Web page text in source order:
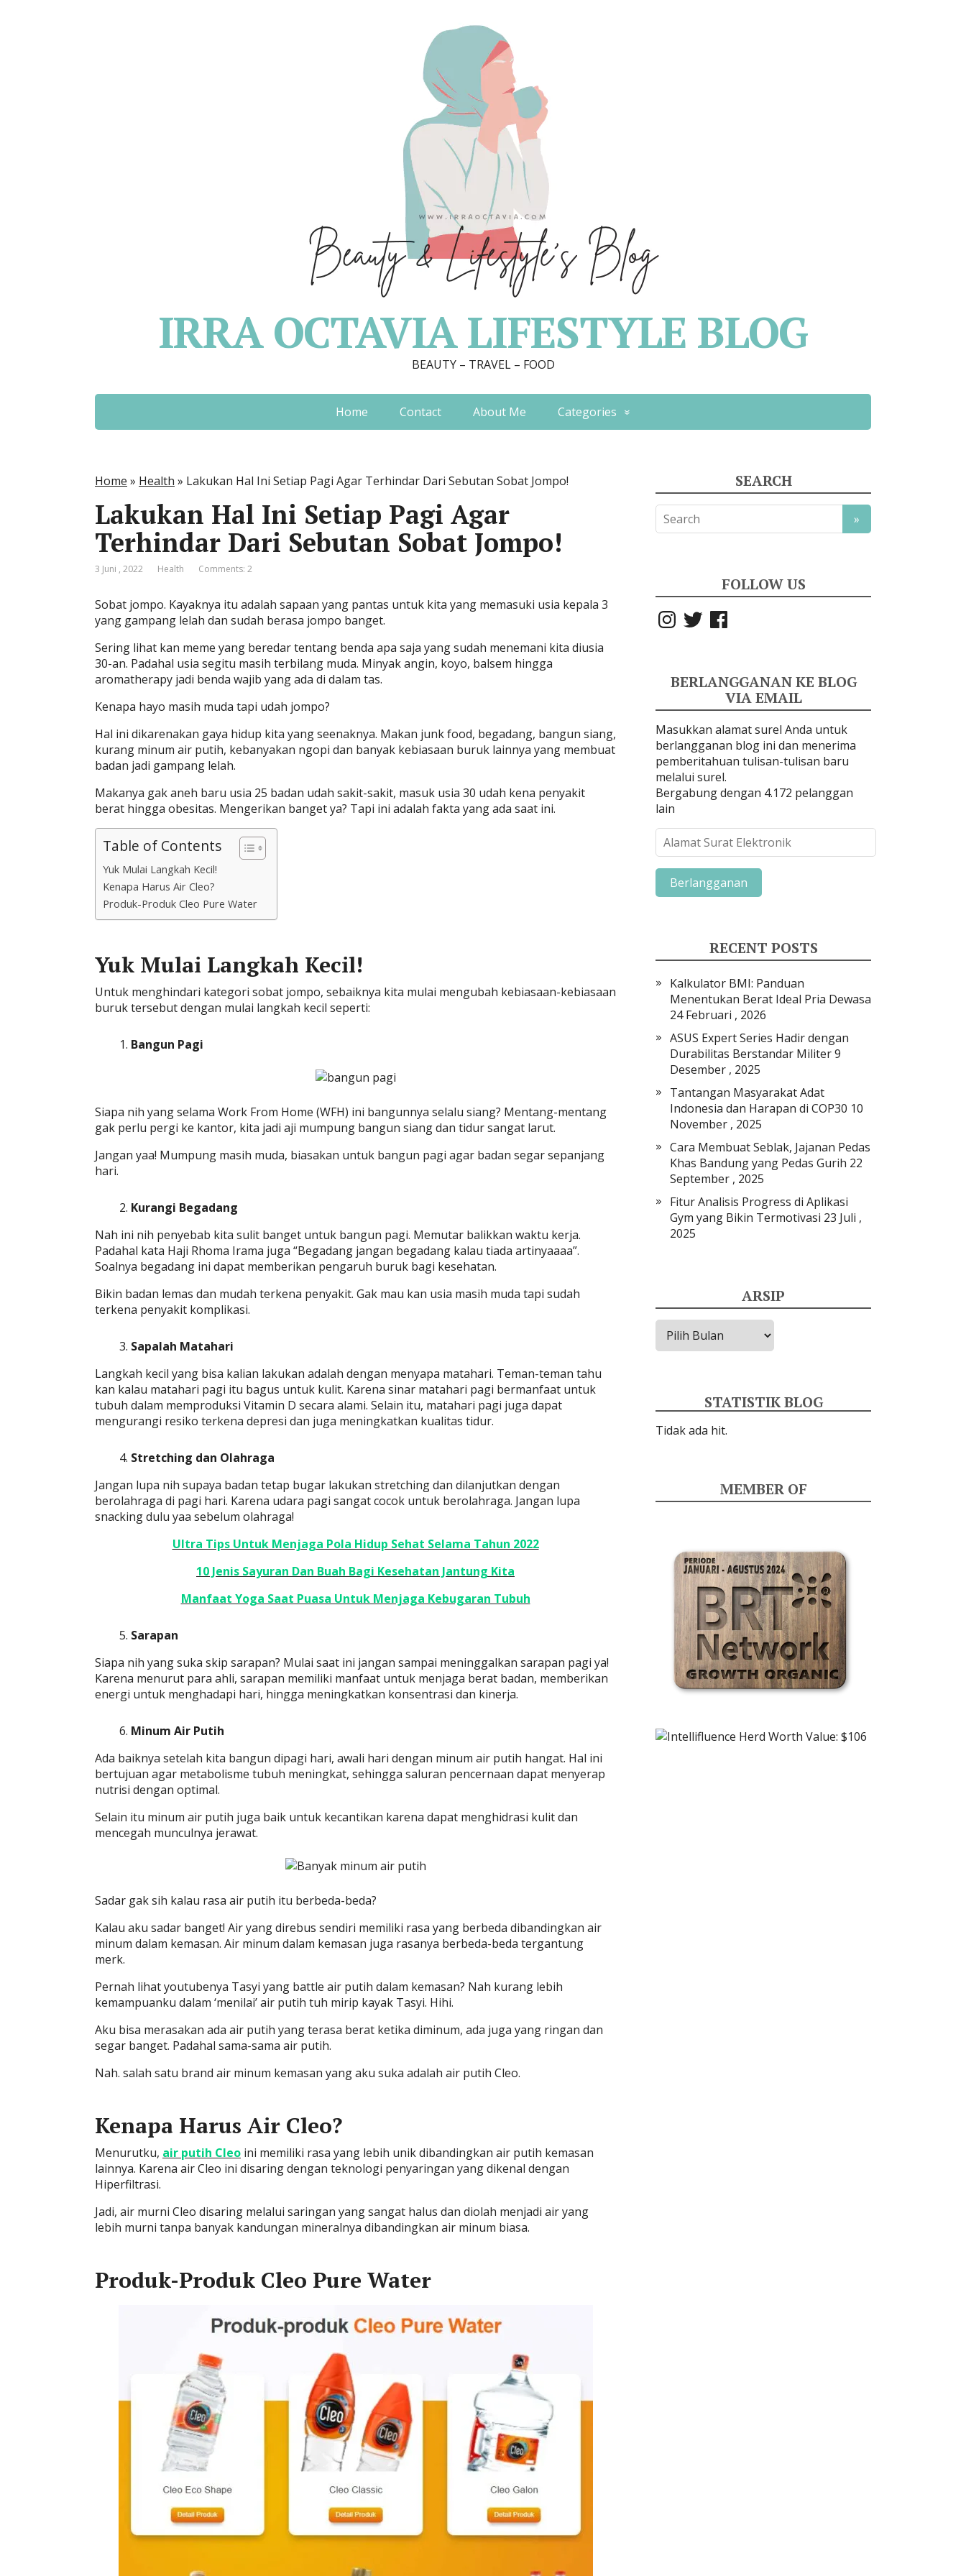
IRRA OCTAVIA LIFESTYLE BLOG
BEAUTY – TRAVEL – FOOD
Home Contact About Me Categories
Home » Health » Lakukan Hal Ini Setiap Pagi Agar Terhindar Dari Sebutan Sobat Jompo!
Lakukan Hal Ini Setiap Pagi Agar
Terhindar Dari Sebutan Sobat Jompo!
3 Juni , 2022 Health Comments: 2
Sobat jompo. Kayaknya itu adalah sapaan yang pantas untuk kita yang memasuki usia kepala 3
yang gampang lelah dan sudah berasa jompo banget.
Sering lihat kan meme yang beredar tentang benda apa saja yang sudah menemani kita diusia
30-an. Padahal usia segitu masih terbilang muda. Minyak angin, koyo, balsem hingga
aromatherapy jadi benda wajib yang ada di dalam tas.
Kenapa hayo masih muda tapi udah jompo?
Hal ini dikarenakan gaya hidup kita yang seenaknya. Makan junk food, begadang, bangun siang,
kurang minum air putih, kebanyakan ngopi dan banyak kebiasaan buruk lainnya yang membuat
badan jadi gampang lelah.
Makanya gak aneh baru usia 25 badan udah sakit-sakit, masuk usia 30 udah kena penyakit
berat hingga obesitas. Mengerikan banget ya? Tapi ini adalah fakta yang ada saat ini.
Table of Contents
Yuk Mulai Langkah Kecil!
Kenapa Harus Air Cleo?
Produk-Produk Cleo Pure Water
Yuk Mulai Langkah Kecil!
Untuk menghindari kategori sobat jompo, sebaiknya kita mulai mengubah kebiasaan-kebiasaan
buruk tersebut dengan mulai langkah kecil seperti:
Bangun Pagi
Siapa nih yang selama Work From Home (WFH) ini bangunnya selalu siang? Mentang-mentang
gak perlu pergi ke kantor, kita jadi aji mumpung bangun siang dan tidur sangat larut.
Jangan yaa! Mumpung masih muda, biasakan untuk bangun pagi agar badan segar sepanjang
hari.
Kurangi Begadang
Nah ini nih penyebab kita sulit banget untuk bangun pagi. Memutar balikkan waktu kerja.
Padahal kata Haji Rhoma Irama juga “Begadang jangan begadang kalau tiada artinyaaaa”.
Soalnya begadang ini dapat memberikan pengaruh buruk bagi kesehatan.
Bikin badan lemas dan mudah terkena penyakit. Gak mau kan usia masih muda tapi sudah
terkena penyakit komplikasi.
Sapalah Matahari
Langkah kecil yang bisa kalian lakukan adalah dengan menyapa matahari. Teman-teman tahu
kan kalau matahari pagi itu bagus untuk kulit. Karena sinar matahari pagi bermanfaat untuk
tubuh dalam memproduksi Vitamin D secara alami. Selain itu, matahari pagi juga dapat
mengurangi resiko terkena depresi dan juga meningkatkan kualitas tidur.
Stretching dan Olahraga
Jangan lupa nih supaya badan tetap bugar lakukan stretching dan dilanjutkan dengan
berolahraga di pagi hari. Karena udara pagi sangat cocok untuk berolahraga. Jangan lupa
snacking dulu yaa sebelum olahraga!
Ultra Tips Untuk Menjaga Pola Hidup Sehat Selama Tahun 2022
10 Jenis Sayuran Dan Buah Bagi Kesehatan Jantung Kita
Manfaat Yoga Saat Puasa Untuk Menjaga Kebugaran Tubuh
Sarapan
Siapa nih yang suka skip sarapan? Mulai saat ini jangan sampai meninggalkan sarapan pagi ya!
Karena menurut para ahli, sarapan memiliki manfaat untuk menjaga berat badan, memberikan
energi untuk menghadapi hari, hingga meningkatkan konsentrasi dan kinerja.
Minum Air Putih
Ada baiknya setelah kita bangun dipagi hari, awali hari dengan minum air putih hangat. Hal ini
bertujuan agar metabolisme tubuh meningkat, sehingga saluran pencernaan dapat menyerap
nutrisi dengan optimal.
Selain itu minum air putih juga baik untuk kecantikan karena dapat menghidrasi kulit dan
mencegah munculnya jerawat.
Sadar gak sih kalau rasa air putih itu berbeda-beda?
Kalau aku sadar banget! Air yang direbus sendiri memiliki rasa yang berbeda dibandingkan air
minum dalam kemasan. Air minum dalam kemasan juga rasanya berbeda-beda tergantung
merk.
Pernah lihat youtubenya Tasyi yang battle air putih dalam kemasan? Nah kurang lebih
kemampuanku dalam ‘menilai’ air putih tuh mirip kayak Tasyi. Hihi.
Aku bisa merasakan ada air putih yang terasa berat ketika diminum, ada juga yang ringan dan
segar banget. Padahal sama-sama air putih.
Nah. salah satu brand air minum kemasan yang aku suka adalah air putih Cleo.
Kenapa Harus Air Cleo?
Menurutku, air putih Cleo ini memiliki rasa yang lebih unik dibandingkan air putih kemasan
lainnya. Karena air Cleo ini disaring dengan teknologi penyaringan yang dikenal dengan
Hiperfiltrasi.
Jadi, air murni Cleo disaring melalui saringan yang sangat halus dan diolah menjadi air yang
lebih murni tanpa banyak kandungan mineralnya dibandingkan air minum biasa.
Produk-Produk Cleo Pure Water
SEARCH
FOLLOW US
Instagram
TwitterFacebook
BERLANGGANAN KE BLOG
VIA EMAIL
Masukkan alamat surel Anda untuk
berlangganan blog ini dan menerima
pemberitahuan tulisan-tulisan baru
melalui surel.
Bergabung dengan 4.172 pelanggan
lain
l
a
a
r
a
e
r
k
RECENT POSTS
Kalkulator BMI: Panduan
Menentukan Berat Ideal Pria Dewasa
24 Februari , 2026
ASUS Expert Series Hadir dengan
Durabilitas Berstandar Militer9
Desember , 2025
Tantangan Masyarakat Adat
Indonesia dan Harapan di COP30 10
November , 2025
Cara Membuat Seblak, Jajanan Pedas
Khas Bandung yang Pedas Gurih 22
September , 2025
Fitur Analisis Progress di Aplikasi
Gym yang Bikin Termotivasi 23 Juli ,
2025
ARSIP
Arsip
STATISTIK BLOG
Tidak ada hit.
MEMBER OF